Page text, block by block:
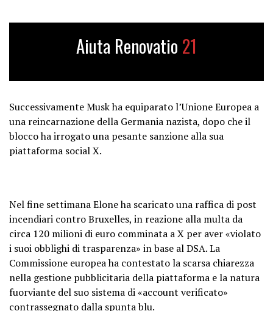
Aiuta Renovatio 21
Successivamente Musk ha equiparato l’Unione Europea a
una reincarnazione della Germania nazista, dopo che il
blocco ha irrogato una pesante sanzione alla sua
piattaforma social X.
Nel fine settimana Elone ha scaricato una raffica di post
incendiari contro Bruxelles, in reazione alla multa da
circa 120 milioni di euro comminata a X per aver «violato
i suoi obblighi di trasparenza» in base al DSA. La
Commissione europea ha contestato la scarsa chiarezza
nella gestione pubblicitaria della piattaforma e la natura
fuorviante del suo sistema di «account verificato»
contrassegnato dalla spunta blu.